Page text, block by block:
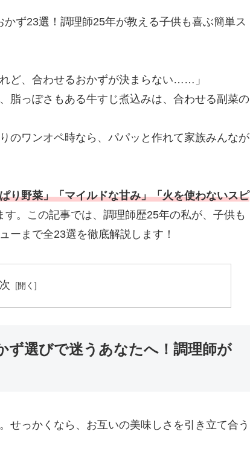
ず23選！調理師25年が教える子供も喜ぶ簡単ス
ど、合わせるおかずが決まらない……」
脂っぽさもある牛すじ煮込みは、合わせる副菜の
のワンオペ時なら、パパッと作れて家族みんなが
り野菜」「マイルドな甘み」「火を使わないスピ
。この記事では、調理師歴25年の私が、子供も
ーまで全23選を徹底解説します！
ず選びで迷うあなたへ！調理師が
せっかくなら、お互いの美味しさを引き立て合う